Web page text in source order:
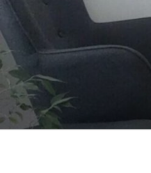
Zum
Inhalt
springen